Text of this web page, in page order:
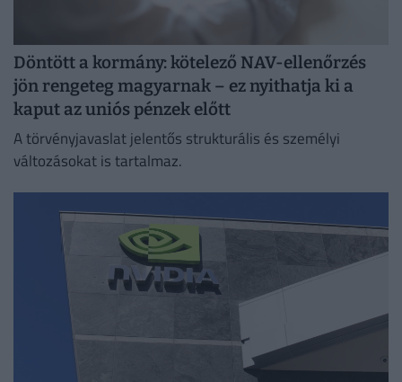
Döntött a kormány: kötelező NAV-ellenőrzés
jön rengeteg magyarnak – ez nyithatja ki a
kaput az uniós pénzek előtt
A törvényjavaslat jelentős strukturális és személyi
változásokat is tartalmaz.